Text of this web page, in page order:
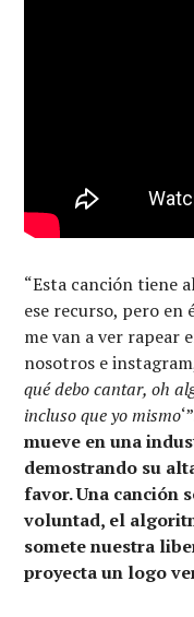
“Esta canción tiene
ese recurso, pero
me van a ver rapear
nosotros e
qué debo cantar, oh
incluso que yo mismo
mueve en una
demostrando su
favor. Una canción
voluntad, el
somete nuestra
proyecta un logo